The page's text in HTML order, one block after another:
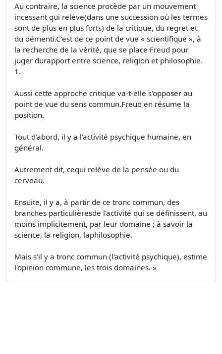
Au contraire, la science procède par un mouvement
incessant qui relève(dans une succession où les termes
sont de plus en plus forts) de la critique, du regret et
du démenti.C'est de ce point de vue « scientifique », à
la recherche de la vérité, que se place Freud pour
juger durapport entre science, religion et philosophie.
1.
Aussi cette approche critique va-t-elle s'opposer au
point de vue du sens commun.Freud en résume la
position.
Tout d'abord, il y a l'activité psychique humaine, en
général.
Autrement dit, cequi relève de la pensée ou du
cerveau.
Ensuite, il y a, à partir de ce tronc commun, des
branches particulièresde l'activité qui se définissent, au
moins implicitement, par leur domaine ; à savoir la
science, la religion, laphilosophie.
Mais s'il y a tronc commun (l'activité psychique), estime
l'opinion commune, les trois domaines. »